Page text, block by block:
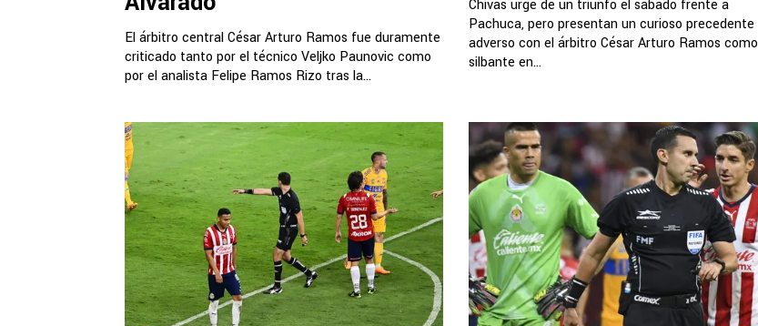
El árbitro central César Arturo Ramos fue duramente
criticado tanto por el técnico Veljko Paunovic como
por el analista Felipe Ramos Rizo tras la...
Chivas urge de un triunfo el sábado frente a
Pachuca, pero presentan un curioso precedente
adverso con el árbitro César Arturo Ramos como
silbante en...